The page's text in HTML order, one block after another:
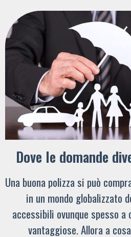
Dove le domande
Una buona polizza si può
in un mondo globalizzato
accessibili ovunque spesso a
vantaggiose. Allora a